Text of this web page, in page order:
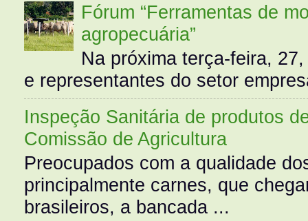
Fórum “Ferramentas de
agropecuária”
Na próxima terça-feira,
e representantes do setor
Inspeção Sanitária de produtos
Comissão de Agricultura
Preocupados com a qualidade
principalmente carnes, que
brasileiros, a bancada ...